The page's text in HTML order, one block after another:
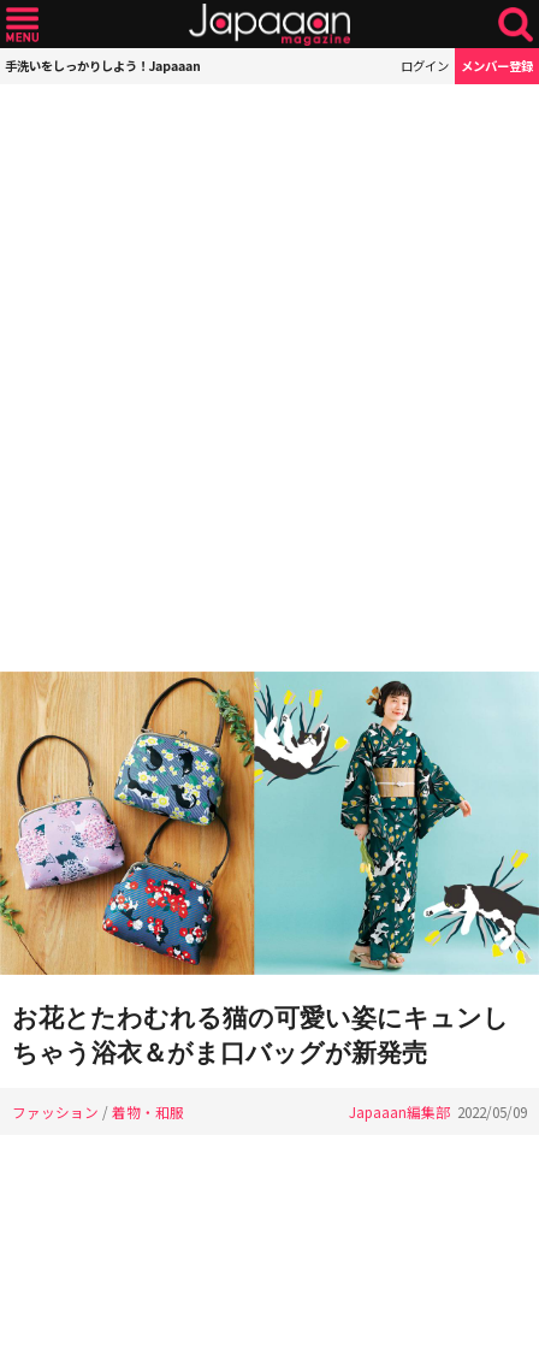
手洗いをしっかりしよう！Japaaan ログイン メンバー登録
お花とたわむれる猫の可愛い姿にキュンし
ちゃう浴衣＆がま口バッグが新発売
ファッション /着物・和服 Japaaan編集部 2022/05/09